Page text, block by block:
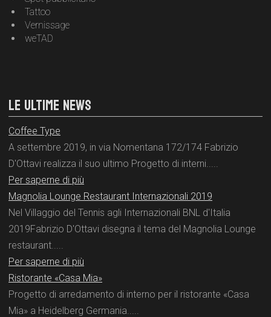
Tattoo
Vernissage
weTAD
LE ULTIME NEWS
Coffee Type
A settembre 2019, in via Nomentana 172/174 Fabrizio
D'Ottavi realizza il suo ultimo Progetto di interni.....
Per saperne di più
Magnolia Lounge Restaurant Internazionali 2019
Nel Villaggio del Tennis agli Internazionali BNL d'Italia
2019Fabrizio D'Ottavi disegna il tema del Magnolia Lounge
restaurant.....
Per saperne di più
Ristorante «Casa Mia»
Progetto di arredamento di interno per il ristorante «Casa
Mia» a Heidelberg Germania.....